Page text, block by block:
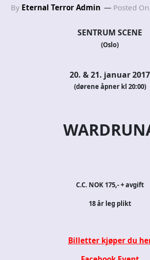
By Eternal Terror Admin Posted On
SENTRUM SCENE
(Oslo)
20. & 21. januar 2017
(dørene åpner kl 20:00)
C.C. NOK 175,- + avgift
18 år leg plikt
Billetter kjøper du